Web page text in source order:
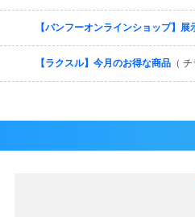
【バンフーオンラインショップ】
【ラクスル】今月のお得な商品 （